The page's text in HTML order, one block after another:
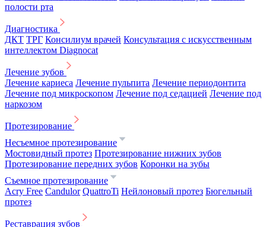
полости рта
Диагностика
ДКТ ТРГ Консилиум врачей Консультация с искусственным
интеллектом Diagnocat
Лечение зубов
Лечение кариеса Лечение пульпита Лечение периодонтита
Лечение под микроскопом Лечение под седацией Лечение под
наркозом
Протезирование
Несъемное протезирование
Мостовидный протез Протезирование нижних зубов
Протезирование передних зубов Коронки на зубы
Съемное протезирование
Acry Free Candulor QuattroTi Нейлоновый протез Бюгельный
протез
Реставрация зубов